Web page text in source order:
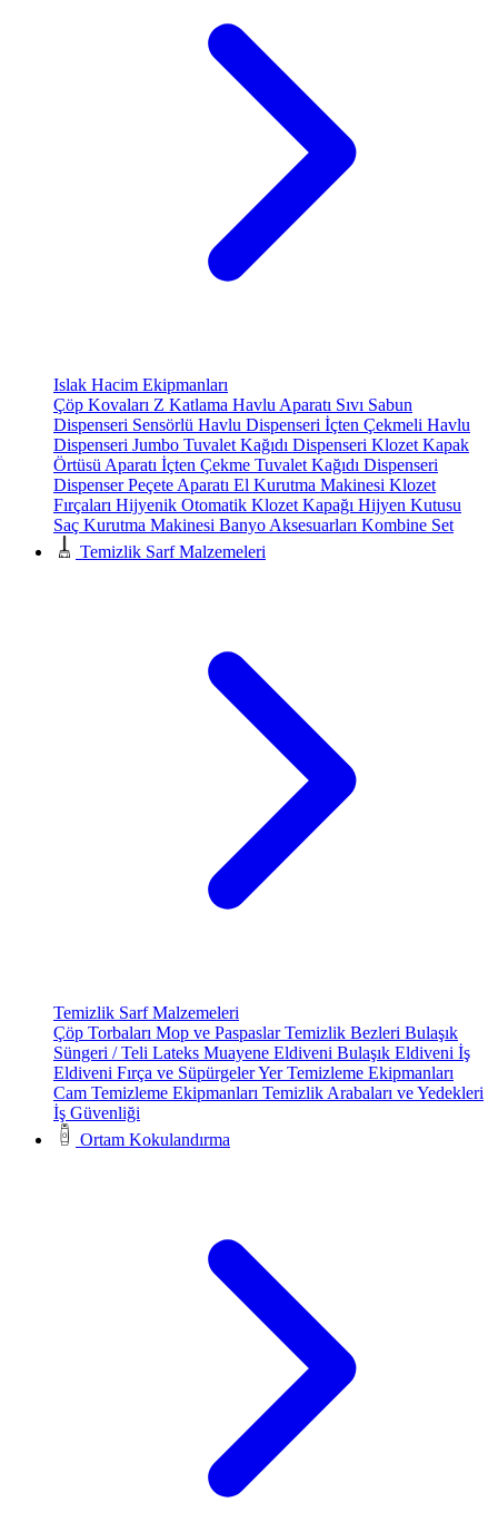
Islak Hacim Ekipmanları
Çöp Kovaları Z Katlama Havlu Aparatı Sıvı Sabun
Dispenseri Sensörlü Havlu Dispenseri İçten Çekmeli Havlu
Dispenseri Jumbo Tuvalet Kağıdı Dispenseri Klozet Kapak
Örtüsü Aparatı İçten Çekme Tuvalet Kağıdı Dispenseri
Dispenser Peçete Aparatı El Kurutma Makinesi Klozet
Fırçaları Hijyenik Otomatik Klozet Kapağı Hijyen Kutusu
Saç Kurutma Makinesi Banyo Aksesuarları Kombine Set
Temizlik Sarf Malzemeleri
Temizlik Sarf Malzemeleri
Çöp Torbaları Mop ve PaspaslarTemizlik Bezleri Bulaşık
Süngeri / Teli Lateks Muayene Eldiveni Bulaşık Eldiveni İş
Eldiveni Fırça ve SüpürgelerYer Temizleme Ekipmanları
Cam Temizleme Ekipmanları Temizlik Arabaları ve Yedekleri
İş Güvenliği
Ortam Kokulandırma